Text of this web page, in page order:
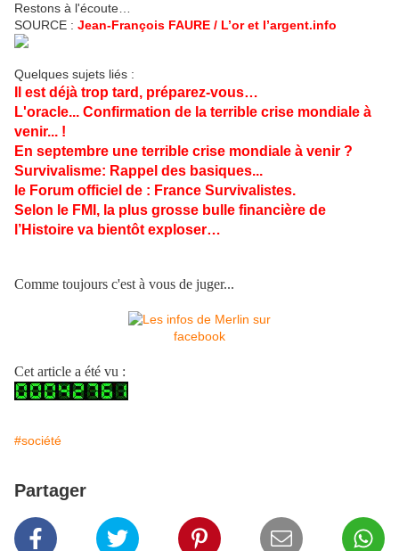
Restons à l'écoute…
SOURCE : Jean-François FAURE / L’or et l’argent.info
Quelques sujets liés :
Il est déjà trop tard, préparez-vous…
L'oracle... Confirmation de la terrible crise mondiale à
venir... !
En septembre une terrible crise mondiale à venir ?
Survivalisme: Rappel des basiques...
le Forum officiel de : France Survivalistes.
Selon le FMI, la plus grosse bulle financière de
l’Histoire va bientôt exploser…
Comme toujours c'est à vous de juger...
Cet article a été vu :
#société
Partager